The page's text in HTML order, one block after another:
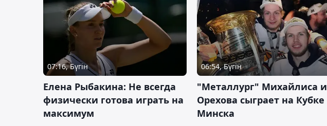
07:16, Бүгін
Елена Рыбакина: Не всегда
физически готова играть на
максимум
06:54, Бүгін
"Металлург" Михайлиса и
Орехова сыграет на Кубке
Минска